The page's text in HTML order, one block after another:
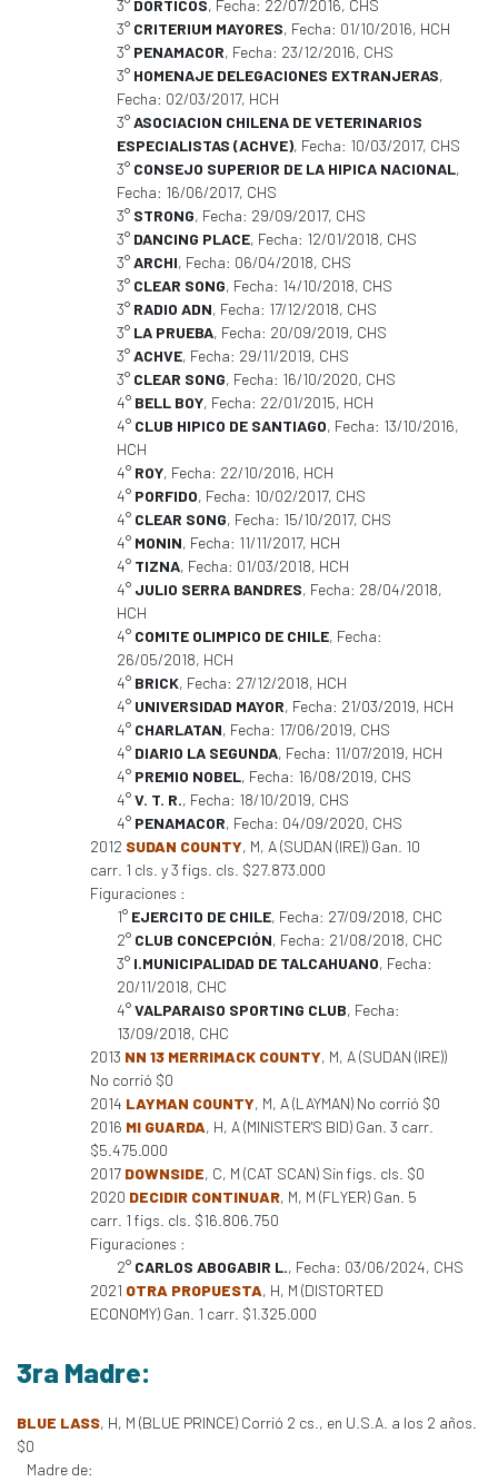
3° DORTICOS, Fecha: 22/07/2016, CHS
3° CRITERIUM MAYORES, Fecha: 01/10/2016, HCH
3° PENAMACOR, Fecha: 23/12/2016, CHS
3° HOMENAJE DELEGACIONES EXTRANJERAS,
Fecha: 02/03/2017, HCH
3°ASOCIACION CHILENA DE VETERINARIOS
ESPECIALISTAS (ACHVE), Fecha: 10/03/2017, CHS
3° CONSEJO SUPERIOR DE LA HIPICA NACIONAL,
Fecha: 16/06/2017, CHS
3° STRONG, Fecha: 29/09/2017, CHS
3° DANCING PLACE, Fecha: 12/01/2018, CHS
3°ARCHI, Fecha: 06/04/2018, CHS
3° CLEAR SONG, Fecha: 14/10/2018, CHS
3° RADIO ADN, Fecha: 17/12/2018, CHS
3° LA PRUEBA, Fecha: 20/09/2019, CHS
3°ACHVE, Fecha: 29/11/2019, CHS
3° CLEAR SONG, Fecha: 16/10/2020, CHS
4° BELL BOY, Fecha: 22/01/2015, HCH
4° CLUB HIPICO DE SANTIAGO, Fecha: 13/10/2016,
HCH
4° ROY, Fecha: 22/10/2016, HCH
4° PORFIDO, Fecha: 10/02/2017, CHS
4° CLEAR SONG, Fecha: 15/10/2017, CHS
4° MONIN, Fecha: 11/11/2017, HCH
4° TIZNA, Fecha: 01/03/2018, HCH
4° JULIO SERRA BANDRES, Fecha: 28/04/2018,
HCH
4° COMITE OLIMPICO DE CHILE, Fecha:
26/05/2018, HCH
4° BRICK, Fecha: 27/12/2018, HCH
4° UNIVERSIDAD MAYOR, Fecha: 21/03/2019, HCH
4° CHARLATAN, Fecha: 17/06/2019, CHS
4° DIARIO LA SEGUNDA, Fecha: 11/07/2019, HCH
4° PREMIO NOBEL, Fecha: 16/08/2019, CHS
4°V. T. R., Fecha: 18/10/2019, CHS
4° PENAMACOR, Fecha: 04/09/2020, CHS
2012 SUDAN COUNTY, M, A (SUDAN (IRE)) Gan. 10
carr. 1 cls. y 3 figs. cls. $27.873.000
Figuraciones :
1° EJERCITO DE CHILE, Fecha: 27/09/2018, CHC
2° CLUB CONCEPCIÓN, Fecha: 21/08/2018, CHC
3° I.MUNICIPALIDAD DE TALCAHUANO, Fecha:
20/11/2018, CHC
4°VALPARAISO SPORTING CLUB, Fecha:
13/09/2018, CHC
2013 NN 13 MERRIMACK COUNTY, M, A (SUDAN (IRE))
No corrió $0
2014 LAYMAN COUNTY, M, A (LAYMAN) No corrió $0
2016 MI GUARDA, H, A (MINISTER'S BID) Gan. 3 carr.
$5.475.000
2017 DOWNSIDE, C, M (CAT SCAN) Sin figs. cls. $0
2020 DECIDIR CONTINUAR, M, M (FLYER) Gan. 5
carr. 1 figs. cls. $16.806.750
Figuraciones :
2° CARLOS ABOGABIR L., Fecha: 03/06/2024, CHS
2021 OTRA PROPUESTA, H, M (DISTORTED
ECONOMY) Gan. 1 carr. $1.325.000
3ra Madre:
BLUE LASS, H, M (BLUE PRINCE) Corrió 2 cs., en U.S.A. a los 2 años.
$0
Madre de: